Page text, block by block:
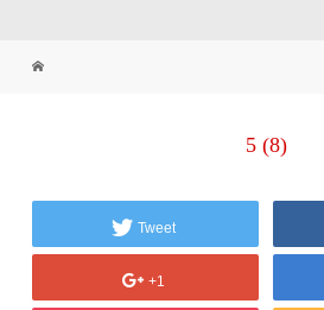
5 (8)
Tweet
+1